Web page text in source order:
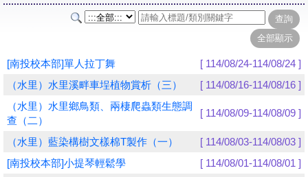
志工與社團
友站連結
網路選課
學員專區
教師專區
[南投校本部]單人拉丁舞
[ 114/08/24-114/08/24 ]
（水里）水里溪畔車埕植物賞析（三）
[ 114/08/16-114/08/16 ]
（水里）水里鄉鳥類、兩棲爬蟲類生態調
查（二）
[ 114/08/09-114/08/09 ]
（水里）藍染構樹文樣棉T製作（一）
[ 114/08/03-114/08/03 ]
[南投校本部]小提琴輕鬆學
[ 114/08/01-114/08/01 ]